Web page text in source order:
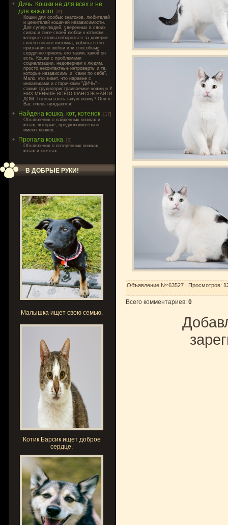
Дичь. Кошки не для всех и не
для каждого. [9]
Кошки для особых знатоков, любителей
и ценителей кошачей независимости.
Для супер-людей, уверенных в своих
силах и силе своей любви к котикам,
которые готовы побороться за доверие
своего нового питомца, добиться его
признания и любви или способные
сердечно принять его таким, какой он
есть. Кошки с проблемами
социализации, недоверием к людям,
просто неконтактные интроверты и те,
которые независимы и "сами по себе".
Мало, кто знает, что наравне с
инвалидами и старичками "ДИЧЬ" -
самые труднопристраиваемые кошки и У
НИХ МЕНЬШЕ ВСЕГО ШАНСОВ НАЙТИ
ДОМ. Готовы взять такую кошку? Они в
Вас очень нуждаются!
Найдена кошка, кот, котенок. [17]
Объявления о найденных кошках и
котах, которые, предположительно
имеют хозяев.
Пропала кошка. [0]
Объявления о потерянных кошках,
котах и котятах.
В ДОБРЫЕ РУКИ!
Малышка ищет свою семью.
Котик Барсик ищет доброе
сердце.
Объявление №:63527 | Просмотров:
Всего комментариев: 0